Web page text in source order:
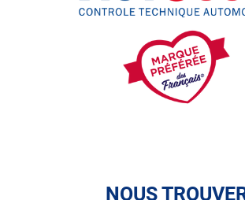
N’attendez plus pour votre sécurité et
véhicule : Prenez RDV dans votrecentre
NOUS